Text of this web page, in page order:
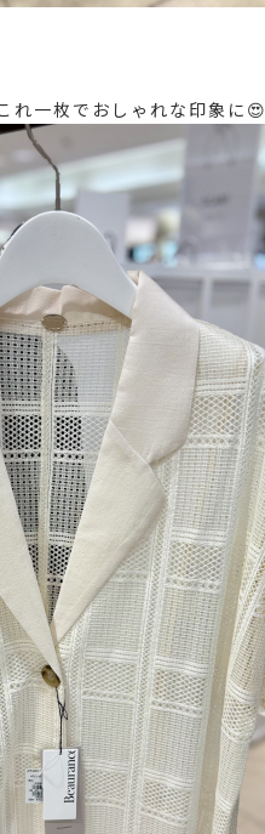
れ一枚でおしゃれな印象に😍